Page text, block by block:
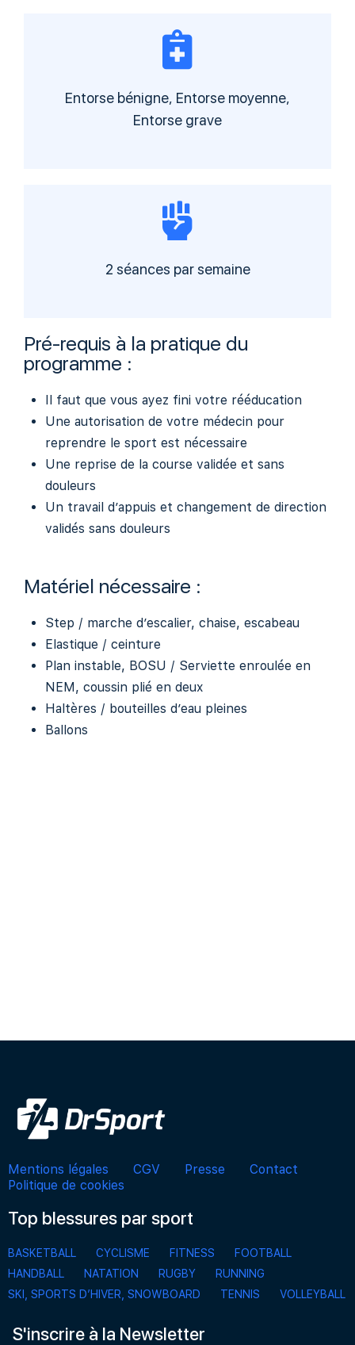
Entorse bénigne, Entorse moyenne,
Entorse grave
2 séances par semaine
Pré-requis à la pratique du
programme :
Il faut que vous ayez fini votre rééducation
Une autorisation de votre médecin pour
reprendre le sport est nécessaire
Une reprise de la course validée et sans
douleurs
Un travail d’appuis et changement de direction
validés sans douleurs
Matériel nécessaire :
Step / marche d’escalier, chaise, escabeau
Elastique / ceinture
Plan instable, BOSU / Serviette enroulée en
NEM, coussin plié en deux
Haltères / bouteilles d’eau pleines
Ballons
Mentions légales CGV Presse
Contact
Politique de cookies
Top blessures par sport
BASKETBALL CYCLISME FITNESS
FOOTBALL
HANDBALL
NATATION RUGBY
RUNNING
SKI, SPORTS D’HIVER, SNOWBOARD
TENNIS VOLLEYBALL
S'inscrire à la Newsletter